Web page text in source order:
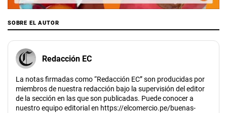
SOBRE EL AUTOR
Redacción EC
La notas firmadas como “Redacción EC” son producidas por
miembros de nuestra redacción bajo la supervisión del editor
de la sección en las que son publicadas. Puede conocer a
nuestro equipo editorial en https://elcomercio.pe/buenas-